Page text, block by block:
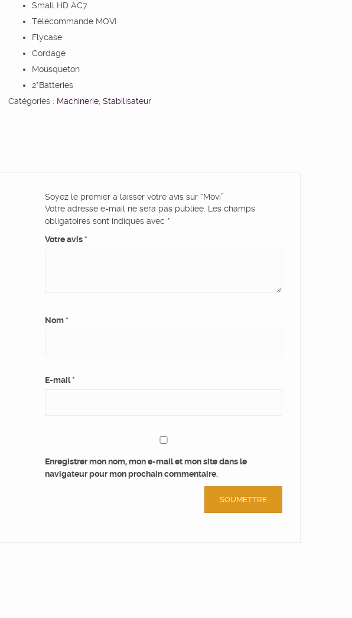
Small HD AC7
Télécommande MOVI
Flycase
Cordage
Mousqueton
2*Batteries
Catégories : Machinerie Stabilisateur
Soyez le premier à laisser votre avis sur “Movi”
Votre adresse e-mail ne sera pas publiée. Les champs
obligatoires sont indiqués avec *
Votre avis *
Nom *
E-mail*
Enregistrer mon nom, mon e-mail et mon site dans le
navigateur pour mon prochain commentaire.